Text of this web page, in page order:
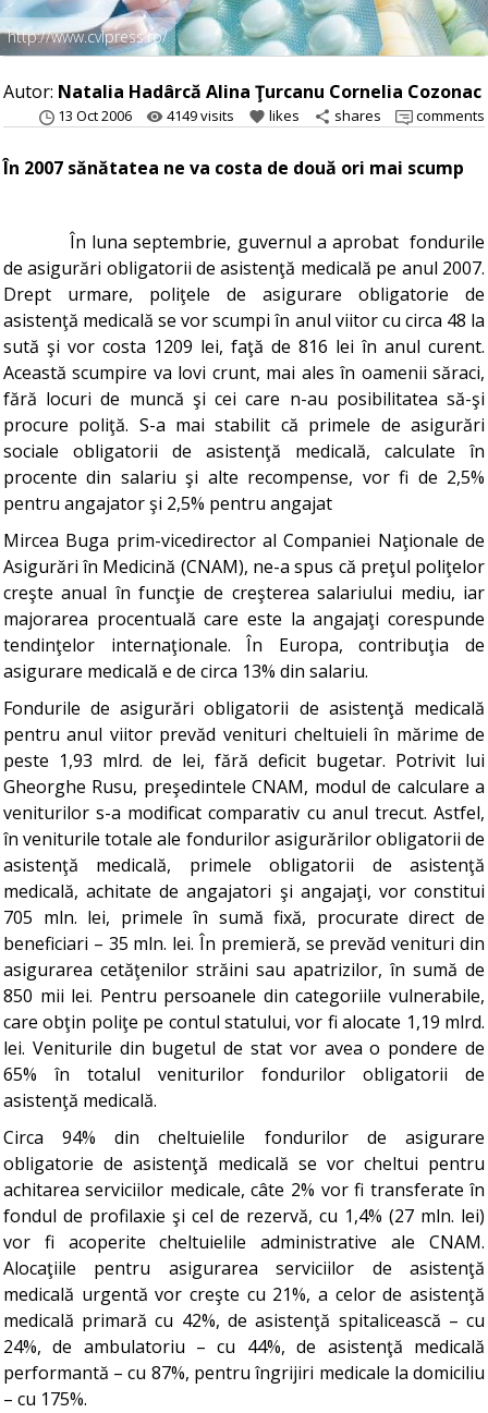
http://www.cvlpress.ro/
Autor: Natalia Hadârcă Alina Ţurcanu Cornelia Cozonac
13 Oct 2006 remove_red_eye 4149 visits favorite likes share shares comments
În 2007 sănătatea ne va costa de două ori mai scump
În luna septembrie, guvernul a aprobat fondurile
de asigurări obligatorii de asistenţă medicală pe anul 2007.
Drept urmare, poliţele de asigurare obligatorie de
asistenţă medicală se vor scumpi în anul viitor cu circa 48 la
sută şi vor costa 1209 lei, faţă de 816 lei în anul curent.
Această scumpire va lovi crunt, mai ales în oamenii săraci,
fără locuri de muncă şi cei care n-au posibilitatea să-şi
procure poliţă. S-a mai stabilit că primele de asigurări
sociale obligatorii de asistenţă medicală, calculate în
procente din salariu şi alte recompense, vor fi de 2,5%
pentru angajator şi 2,5% pentru angajat
Mircea Buga prim-vicedirector al Companiei Naţionale de
Asigurări în Medicină (CNAM), ne-a spus că preţul poliţelor
creşte anual în funcţie de creşterea salariului mediu, iar
majorarea procentuală care este la angajaţi corespunde
tendinţelor internaţionale. În Europa, contribuţia de
asigurare medicală e de circa 13% din salariu.
Fondurile de asigurări obligatorii de asistenţă medicală
pentru anul viitor prevăd venituri cheltuieli în mărime de
peste 1,93 mlrd. de lei, fără deficit bugetar. Potrivit lui
Gheorghe Rusu, preşedintele CNAM, modul de calculare a
veniturilor s-a modificat comparativ cu anul trecut. Astfel,
în veniturile totale ale fondurilor asigurărilor obligatorii de
asistenţă medicală, primele obligatorii de asistenţă
medicală, achitate de angajatori şi angajaţi, vor constitui
705 mln. lei, primele în sumă fixă, procurate direct de
beneficiari – 35 mln. lei. În premieră, se prevăd venituri din
asigurarea cetăţenilor străini sau apatrizilor, în sumă de
850 mii lei. Pentru persoanele din categoriile vulnerabile,
care obţin poliţe pe contul statului, vor fi alocate 1,19 mlrd.
lei. Veniturile din bugetul de stat vor avea o pondere de
65% în totalul veniturilor fondurilor obligatorii de
asistenţă medicală.
Circa 94% din cheltuielile fondurilor de asigurare
obligatorie de asistenţă medicală se vor cheltui pentru
achitarea serviciilor medicale, câte 2% vor fi transferate în
fondul de profilaxie şi cel de rezervă, cu 1,4% (27 mln. lei)
vor fi acoperite cheltuielile administrative ale CNAM.
Alocaţiile pentru asigurarea serviciilor de asistenţă
medicală urgentă vor creşte cu 21%, a celor de asistenţă
medicală primară cu 42%, de asistenţă spitalicească – cu
24%, de ambulatoriu – cu 44%, de asistenţă medicală
performantă – cu 87%, pentru îngrijiri medicale la domiciliu
– cu 175%.